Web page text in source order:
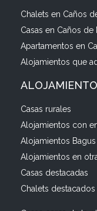
Chalets en Caños
Casas en Caños de
Apartamentos en
Alojamientos que
Casas rurales
Alojamientos con
Alojamientos
Alojamientos en
Casas destacadas
Chalets destacados